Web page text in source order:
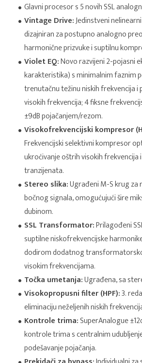
Glavni procesor s 5 novih SSL
Vintage Drive:Jedinstveni
dizajniran za postupno analogno
harmonične prizvuke i suptilnu
Violet EQ:Novo razvijeni 2-pojasni
karakteristika) s minimalnim faznim
trenutačnu težinu niskih frekvencija i
visokih frekvencija; 4 fiksne
±9dB pojačanjem/rezom.
Visokofrekvencijski kompresor
Frekvencijski selektivni kompresor
ukroćivanje oštrih visokih frekvencija
tranzijenata.
Stereo slika:Ugrađeni M-S krug za
bočnog signala, omogućujući šire
dubinom.
SSL Transformator:Prilagođeni
suptilne niskofrekvencijske
dodirom dodatnog
visokim frekvencijama.
Točka umetanja:Ugrađena, sa
Visokopropusni filter (HPF):3.
eliminaciju neželjenih niskih
Kontrole trima:SuperAnalogue
kontrole trima s centralnim
podešavanje pojačanja.